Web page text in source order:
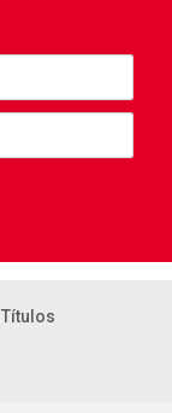
Títulos